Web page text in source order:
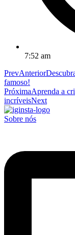
7:52 am
PrevAnterior
famoso!
PróximaAprenda a
incríveisNext
Sobre nós